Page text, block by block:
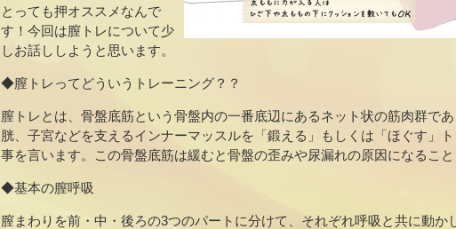
とっても押オススメなんで
す！今回は膣トレについて少
しお話ししようと思います。
◆膣トレってどういうトレーニング？？
膣トレとは、骨盤底筋という骨盤内の一番底辺にあるネット状の筋肉群で
胱、子宮などを支えるインナーマッスルを「鍛える」もしくは「ほぐす」
事を言います。この骨盤底筋は緩むと骨盤の歪みや尿漏れの原因になること
◆基本の膣呼吸
膣まわりを前・中・後ろの3つのパートに分けて、それぞれ呼吸と共に動か